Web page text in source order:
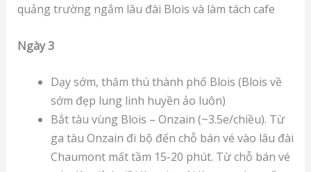
quảng trường ngắm lâu đài Blois và làm tách cafe
Ngày 3
Dạy sớm, thăm thú thành phố Blois (Blois về
sớm đẹp lung linh huyền ảo luôn)
Bắt tàu vùng Blois – Onzain (~3.5e/chiều). Từ
ga tàu Onzain đi bộ đến chỗ bán vé vào lâu đài
Chaumont mất tầm 15-20 phút. Từ chỗ bán vé